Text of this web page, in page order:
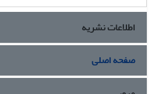
اطلاعات نشریه
صفحه اصلی